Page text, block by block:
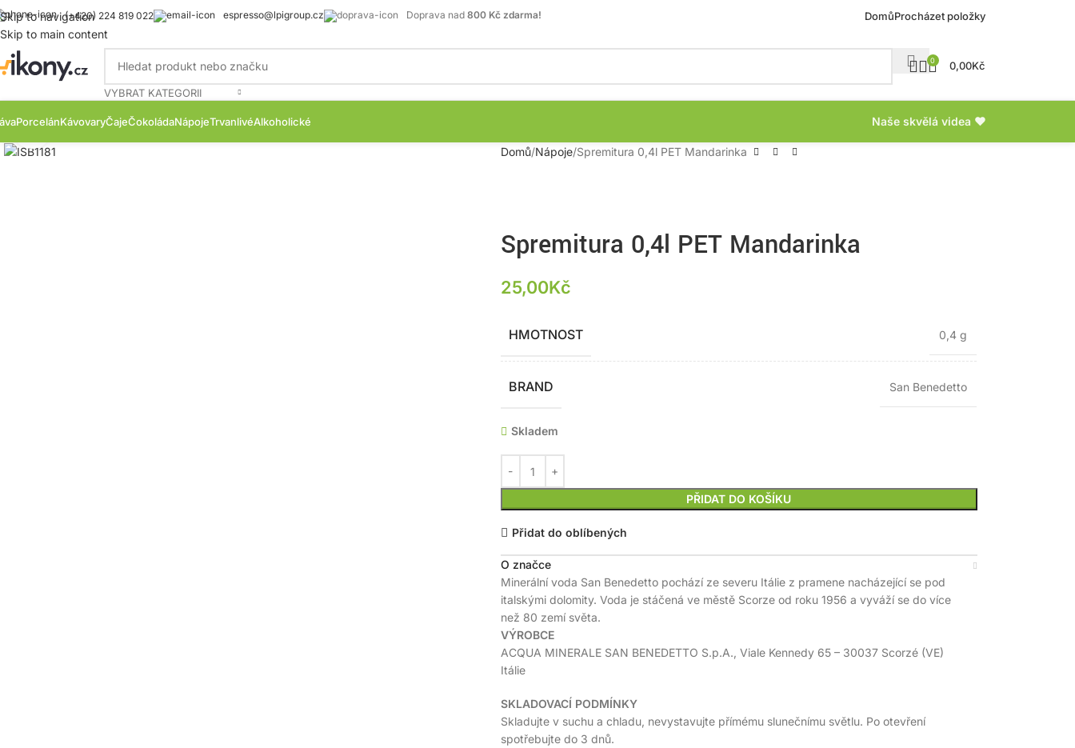
Skip to navigation
Skip to main content
(+420) 224 819 022 espresso@lpigroup.cz Doprava nad 800 Kč zdarma! DomůProcházet položky
VYBRAT KATEGORII
0 0,00Kč
PorcelánKávovaryČajeČokoládaNápojeTrvanlivéAlkoholické Naše skvělá videa ❤
Zobrazit produktovou fotku
Domů Nápoje Spremitura 0,4l PET Mandarinka
Spremitura 0,4l PET Mandarinka
25,00Kč
HMOTNOST 0,4 g
BRAND San Benedetto
Skladem
PŘIDAT DO KOŠÍKU
Přidat do oblíbených
O značce
Minerální voda San Benedetto pochází ze severu Itálie z pramene nacházející se pod
italskými dolomity. Voda je stáčená ve městě Scorze od roku 1956 a vyváží se do více
než 80 zemí světa.
VÝROBCE
ACQUA MINERALE SAN BENEDETTO S.p.A., Viale Kennedy 65 – 30037 Scorzé (VE)
Itálie
SKLADOVACÍ PODMÍNKY
Skladujte v suchu a chladu, nevystavujte přímému slunečnímu světlu. Po otevření
spotřebujte do 3 dnů.